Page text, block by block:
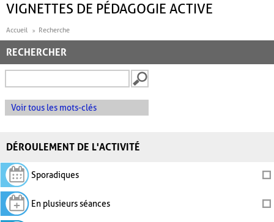
VIGNETTES DE PÉDAGOGIE ACTIVE
Accueil Recherche
RECHERCHER
Voir tous les mots-clés
DÉROULEMENT DE L'ACTIVITÉ
Sporadiques
En plusieurs séances